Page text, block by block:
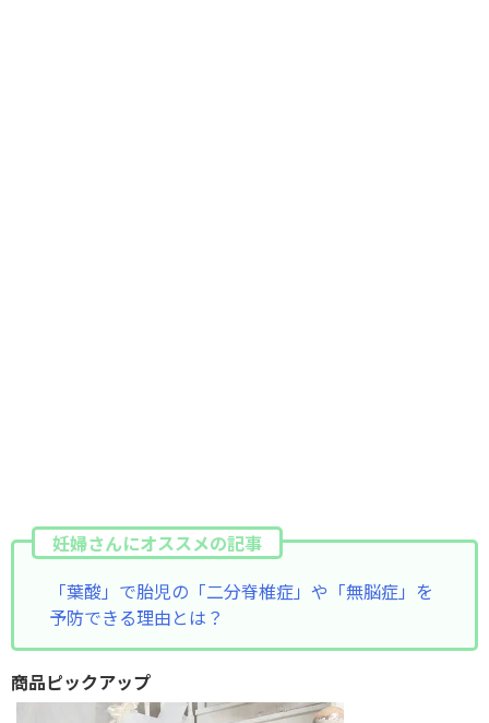
妊婦さんにオススメの記事
「葉酸」で胎児の「二分脊椎症」や「無脳症」を
予防できる理由とは？
商品ピックアップ